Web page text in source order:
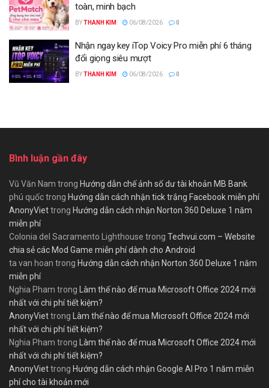
toàn, minh bạch
BYTHANH KIM 06/08/2026 0
Nhận ngay key iTop Voicy Pro miễn phí 6 tháng
đổi giọng siêu mượt
BYTHANH KIM 06/08/2026 0
Bình luận gần đây
Vũ Văn Nam trong Hướng dẫn chế ảnh số dư tài khoản MB Bank
phú quốctrong Hướng dẫn cách nhận tick trắng Facebook miễn phí
AnonyViettrong Hướng dẫn cách nhận Norton 360 Deluxe 1 năm
miễn phí
Colonia del Sacramento Lighthouse trong Techvui.com – Website
chia sẻ các Mod Game miễn phí dành cho Android
ta van hoan trong Hướng dẫn cách nhận Norton 360 Deluxe 1 năm
miễn phí
Nghia Pham trong Làm thế nào để mua Microsoft Office 2024 mới
nhất với chi phí tiết kiệm?
AnonyViettrong Làm thế nào để mua Microsoft Office 2024 mới
nhất với chi phí tiết kiệm?
Nghia Pham trong Làm thế nào để mua Microsoft Office 2024 mới
nhất với chi phí tiết kiệm?
AnonyViettrong Hướng dẫn cách nhận Google AI Pro 1 năm miễn
phí cho tài khoản mới